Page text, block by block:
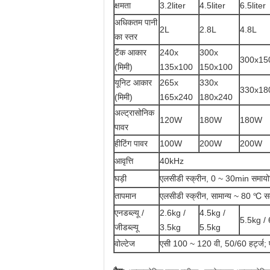
क्षमता 3.2liter 4.5liter
6.5liter
अधिकतम पानी
का स्तर
2L 2.8L 4.8L
टैंक आकार
(मिमी)
240x
135x100
300x
150x100
यूनिट आकार
(मिमी)
265x
165x240
330x
180x240
अल्ट्रासोनिक
पावर
120W 180W 180W
हीटिंग पावर 100W 200W
200W
आवृत्ति
40kHz
घड़ी
एलसीडी स्क्रीन, 0 ~ 30min
तापमान
एलसीडी स्क्रीन, सामान्य ~ 80 ℃
एनडब्ल्यू /
जीडब्ल्यू
2.6kg /
3.5kg
4.5kg /
5.5kg
5.5kg /
वोल्टेज एसी 100 ~ 120 वी, 50/60